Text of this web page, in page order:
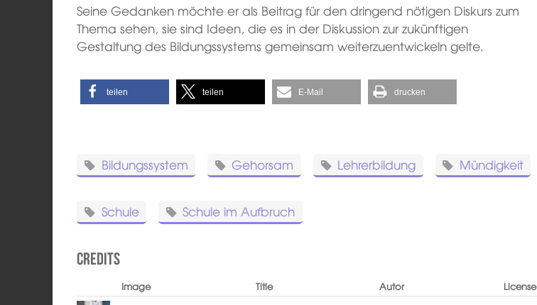
Seine Gedanken möchte er als Beitrag für den dringend nötigen Diskurs zum
Thema sehen, sie sind Ideen, die es in der Diskussion zur zukünftigen
Gestaltung des Bildungssystems gemeinsam weiterzuentwickeln gelte.
teilen teilen E-Mail drucken
Bildungssystem Gehorsam Lehrerbildung Mündigkeit
Schule Schule im Aufbruch
Credits
Image Title Autor License